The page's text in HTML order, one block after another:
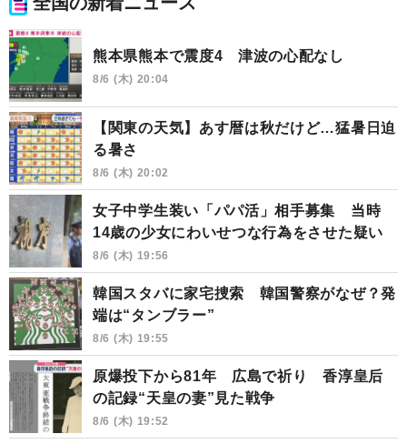
熊本県熊本で震度4 津波の心配なし
8/6 (木) 20:04
【関東の天気】あす暦は秋だけど…猛暑日迫
る暑さ
8/6 (木) 20:02
女子中学生装い「パパ活」相手募集 当時
14歳の少女にわいせつな行為をさせた疑い
8/6 (木) 19:56
韓国スタバに家宅捜索 韓国警察がなぜ？発
端は“タンブラー”
8/6 (木) 19:55
原爆投下から81年 広島で祈り 香淳皇后
の記録“天皇の妻”見た戦争
8/6 (木) 19:52